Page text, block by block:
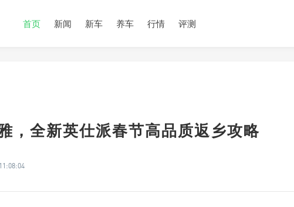
首页 新闻 新车 养车 行情 评测
，全新英仕派春节高品质返乡攻略